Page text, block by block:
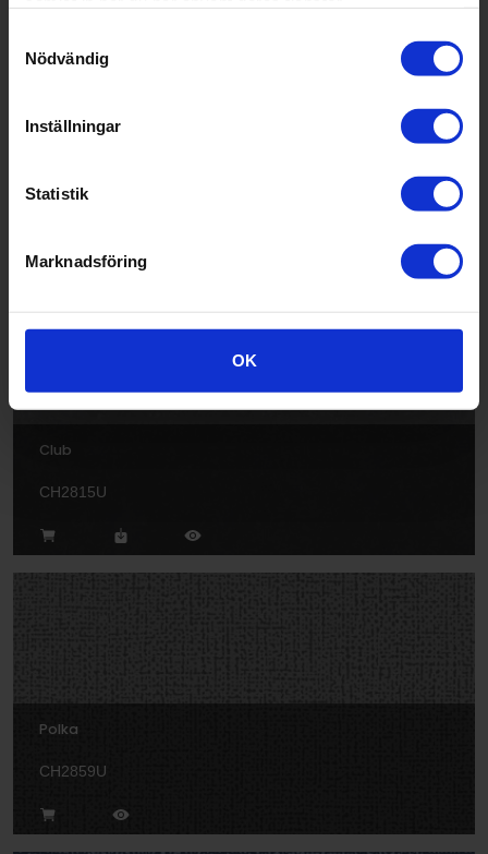
Nödvändig
Inställningar
Statistik
Marknadsföring
OK
Club
CH2815U
Polka
CH2859U